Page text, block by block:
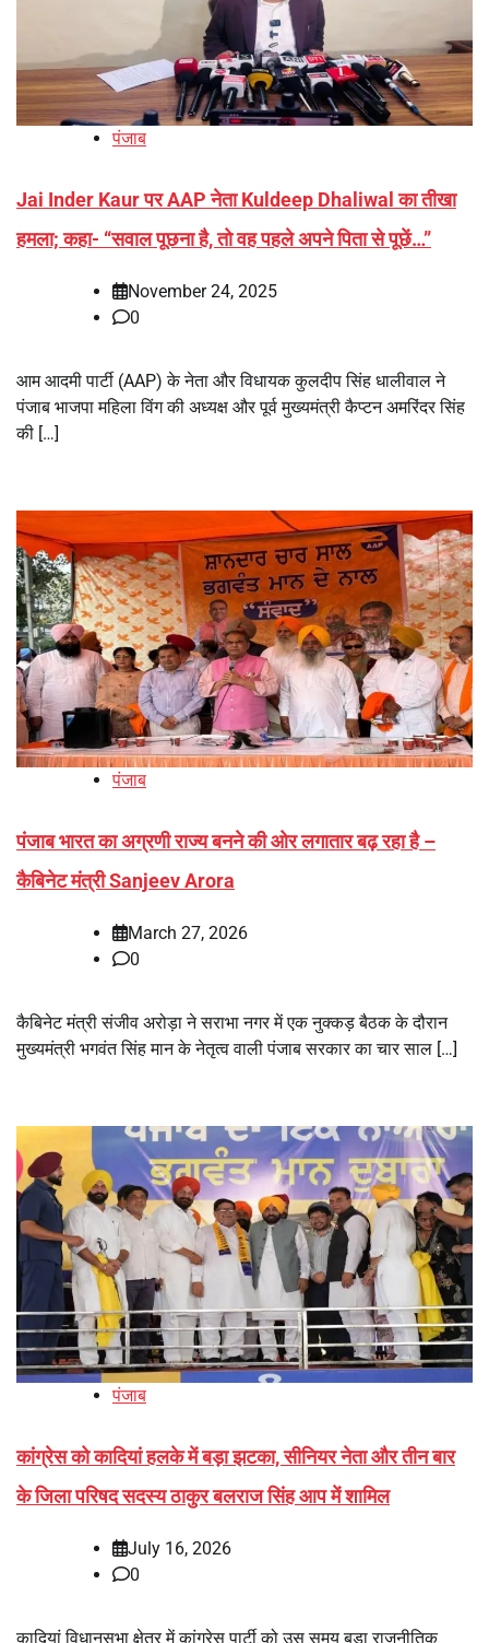
पंजाब
Jai Inder Kaur पर AAP नेता Kuldeep Dhaliwal का तीखा
हमला; कहा- “सवाल पूछना है, तो वह पहले अपने पिता से पूछें…”
November 24, 2025
0
आम आदमी पार्टी (AAP) के नेता और विधायक कुलदीप सिंह धालीवाल ने
पंजाब भाजपा महिला विंग की अध्यक्ष और पूर्व मुख्यमंत्री कैप्टन अमरिंदर सिंह
की […]
पंजाब
पंजाब भारत का अग्रणी राज्य बनने की ओर लगातार बढ़ रहा है –
कैबिनेट मंत्री Sanjeev Arora
March 27, 2026
0
कैबिनेट मंत्री संजीव अरोड़ा ने सराभा नगर में एक नुक्कड़ बैठक के दौरान
मुख्यमंत्री भगवंत सिंह मान के नेतृत्व वाली पंजाब सरकार का चार साल […]
पंजाब
कांग्रेस को कादियां हलके में बड़ा झटका, सीनियर नेता और तीन बार
के जिला परिषद सदस्य ठाकुर बलराज सिंह आप में शामिल
July 16, 2026
0
कादियां विधानसभा क्षेत्र में कांग्रेस पार्टी को उस समय बड़ा राजनीतिक